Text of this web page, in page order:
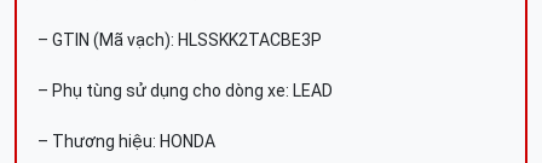
– GTIN (Mã vạch): HLSSKK2TACBE3P
– Phụ tùng sử dụng cho dòng xe: LEAD
– Thương hiệu: HONDA